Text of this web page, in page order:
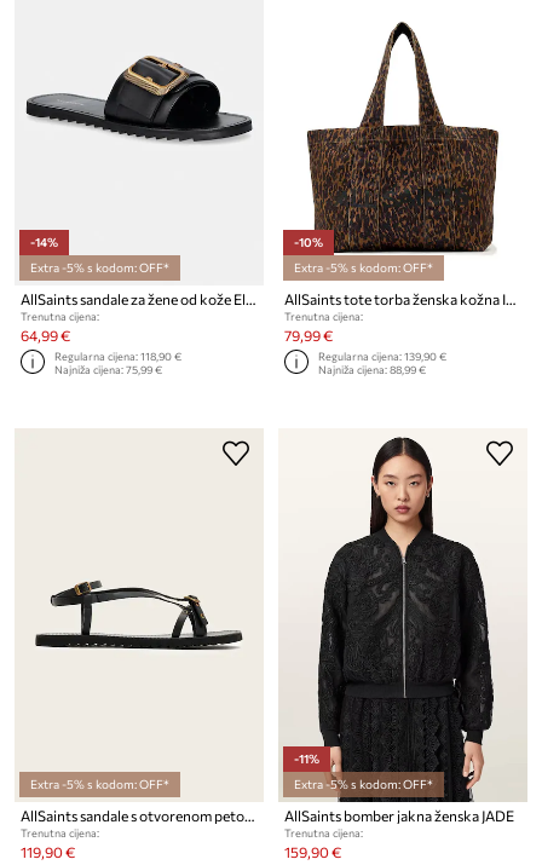
-14%
Extra -5% s kodom: OFF*
Trenutna cijena:
64,99 €
Regularna cijena:118,90 €
Najniža cijena:75,99 €
-10%
Extra -5% s kodom: OFF*
Trenutna cijena:
79,99 €
Regularna cijena:139,90 €
Najniža cijena:88,99 €
Extra -5% s kodom: OFF*
AllSaints sandale s otvorenom petom za žene od kože Tyla Eyelet Sandal
Trenutna cijena:
119,90 €
-11%
Extra -5% s kodom: OFF*
AllSaints bomber jakna ženska JADE
Trenutna cijena:
159,90 €